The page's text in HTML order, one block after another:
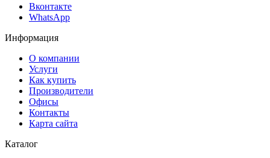
Вконтакте
WhatsApp
Информация
О компании
Услуги
Как купить
Производители
Офисы
Контакты
Карта сайта
Каталог